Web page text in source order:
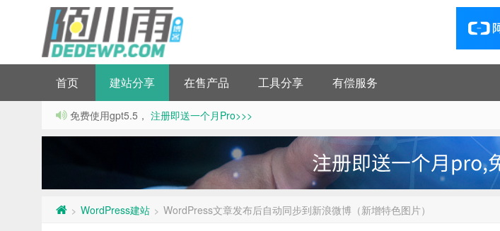
首页 建站分享 在售产品 工具分享 有偿服务
免费使用gpt5.5， 注册即送一个月Pro>>>
> WordPress建站 > WordPress文章发布后自动同步到新浪微博（新增特色图片）